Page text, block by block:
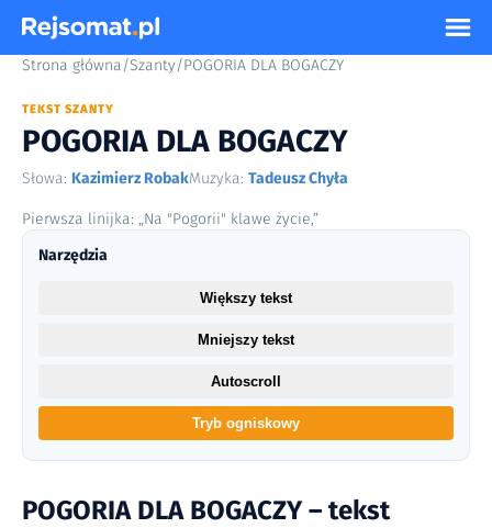
Strona główna/Szanty/POGORIA DLA BOGACZY
TEKST SZANTY
POGORIA DLA BOGACZY
Słowa: Kazimierz RobakMuzyka: Tadeusz Chyła
Pierwsza linijka: „Na "Pogorii" klawe życie,”
POGORIA DLA BOGACZY – tekst
Narzędzia
Większy tekst
Mniejszy tekst
Autoscroll
Tryb ogniskowy